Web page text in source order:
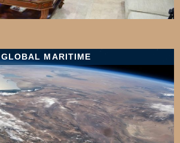
GLOBAL MARITIME